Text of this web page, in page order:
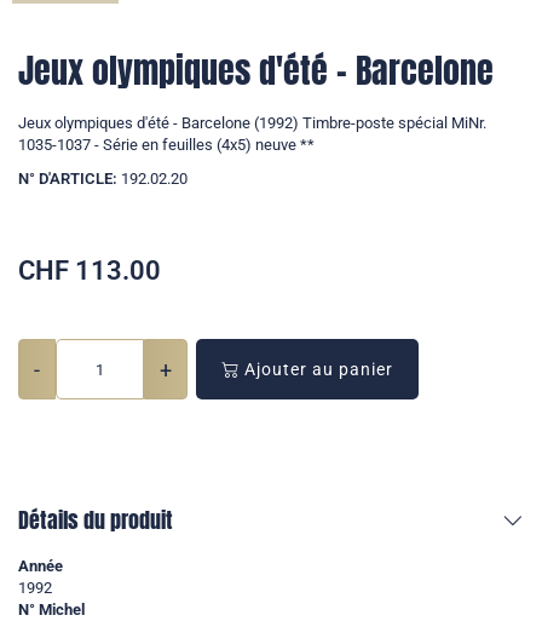
Jeux olympiques d'été - Barcelone
Jeux olympiques d'été - Barcelone (1992) Timbre-poste spécial MiNr.
1035-1037 - Série en feuilles (4x5) neuve **
N° D'ARTICLE: 192.02.20
CHF 113.00
- + Ajouter au panier
Détails du produit
Année
1992
N° Michel